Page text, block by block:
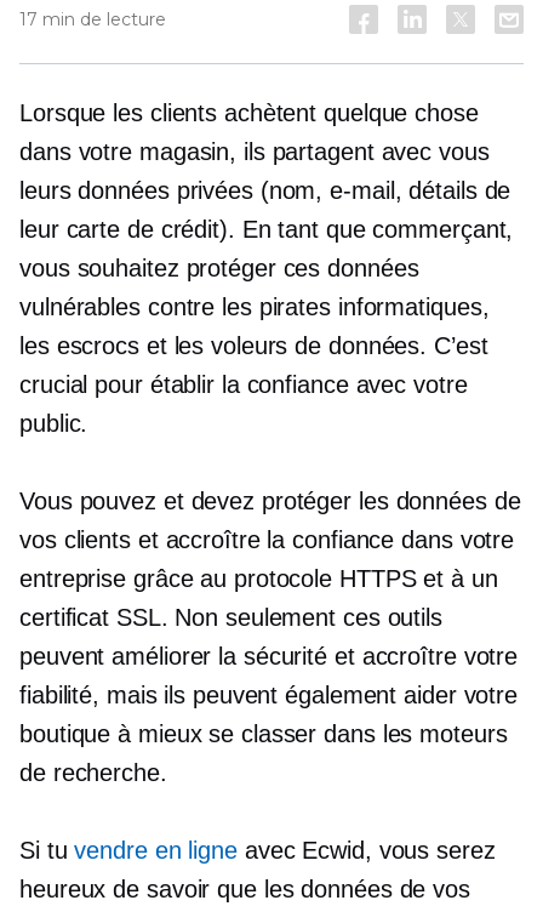
17 min de lecture
Lorsque les clients achètent quelque chose
dans votre magasin, ils partagent avec vous
leurs données privées (nom, e-mail, détails de
leur carte de crédit). En tant que commerçant,
vous souhaitez protéger ces données
vulnérables contre les pirates informatiques,
les escrocs et les voleurs de données. C’est
crucial pour établir la confiance avec votre
public.
Vous pouvez et devez protéger les données de
vos clients et accroître la confiance dans votre
entreprise grâce au protocole HTTPS et à un
certificat SSL. Non seulement ces outils
peuvent améliorer la sécurité et accroître votre
fiabilité, mais ils peuvent également aider votre
boutique à mieux se classer dans les moteurs
de recherche.
Si tuvendre en ligneavec Ecwid, vous serez
heureux de savoir que les données de vos